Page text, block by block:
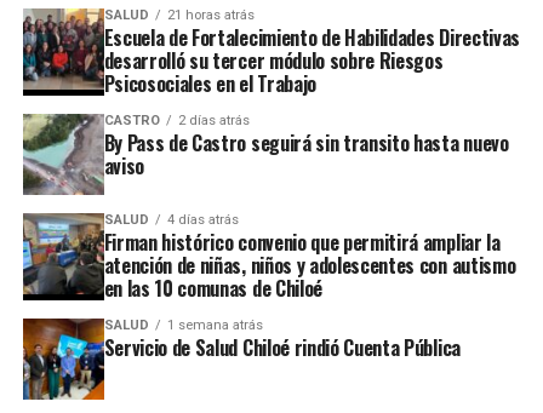
ARTÍCULOS RELACIONADOS:
UP NEXT
Intendente se refiere a la suspensión de faenas en
construcción del hospital de Ancud
NO TE PIERDAS
Cámara de Comercio de Ancud reaccionó ante prórroga
de patentes comerciales
SALUD 21 horas atrás
Escuela de Fortalecimiento de Habilidades Directivas
desarrolló su tercer módulo sobre Riesgos
Psicosociales en el Trabajo
CASTRO 2 días atrás
By Pass de Castro seguirá sin transito hasta nuevo
aviso
SALUD 4 días atrás
Firman histórico convenio que permitirá ampliar la
atención de niñas, niños y adolescentes con autismo
en las 10 comunas de Chiloé
SALUD 1 semana atrás
Servicio de Salud Chiloé rindió Cuenta Pública